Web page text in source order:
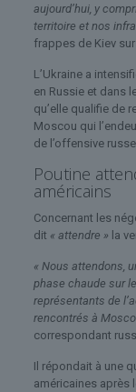
aujourd’hui, y
territoire et nos
frappes de Kiev
L’Ukraine a
en Russie et dans
qu’elle qualifie de
Moscou qui
de l’offensive
Poutine
américains
Concernant les
dit « attendre » la
« Nous attendons,
phase chaude sur
représentants de
rencontrés à
correspondant
Il répondait à une
américaines après